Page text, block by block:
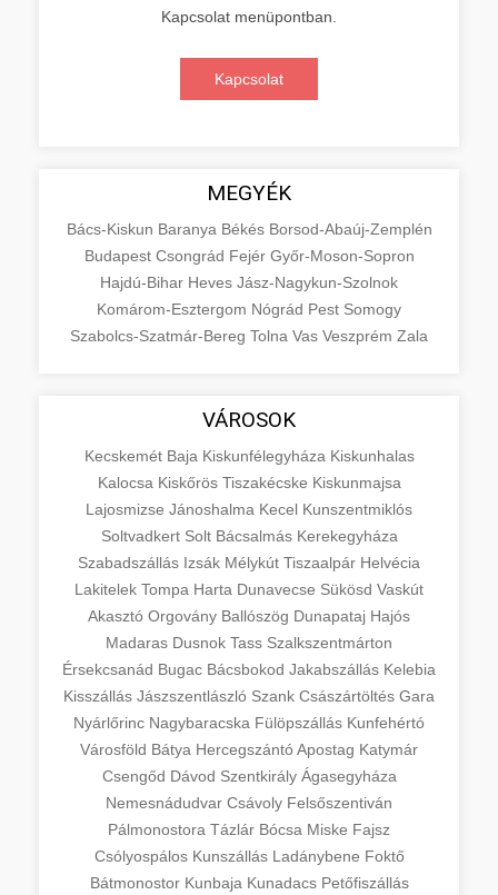
Kapcsolat menüpontban.
Kapcsolat
MEGYÉK
Bács-Kiskun Baranya Békés Borsod-Abaúj-Zemplén
Budapest Csongrád Fejér Győr-Moson-Sopron
Hajdú-Bihar Heves Jász-Nagykun-Szolnok
Komárom-Esztergom Nógrád Pest Somogy
Szabolcs-Szatmár-Bereg Tolna Vas Veszprém Zala
VÁROSOK
Kecskemét Baja Kiskunfélegyháza Kiskunhalas
Kalocsa Kiskőrös Tiszakécske Kiskunmajsa
Lajosmizse Jánoshalma Kecel Kunszentmiklós
Soltvadkert Solt Bácsalmás Kerekegyháza
Szabadszállás Izsák Mélykút Tiszaalpár Helvécia
Lakitelek Tompa Harta Dunavecse Sükösd Vaskút
Akasztó Orgovány Ballószög Dunapataj Hajós
Madaras Dusnok Tass Szalkszentmárton
Érsekcsanád Bugac Bácsbokod Jakabszállás Kelebia
Kisszállás Jászszentlászló Szank Császártöltés Gara
Nyárlőrinc Nagybaracska Fülöpszállás Kunfehértó
Városföld Bátya HercegszántóApostag Katymár
Csengőd Dávod Szentkirály Ágasegyháza
Nemesnádudvar Csávoly Felsőszentiván
Pálmonostora Tázlár Bócsa Miske Fajsz
Csólyospálos Kunszállás Ladánybene Foktő
Bátmonostor Kunbaja Kunadacs Petőfiszállás